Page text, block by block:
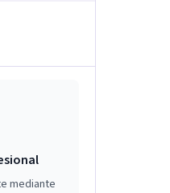
mediante